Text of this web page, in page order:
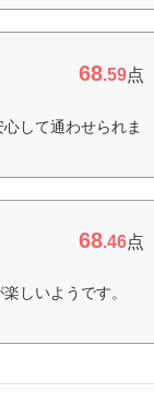
68.59点
して通わせられま
68.46点
しいようです。